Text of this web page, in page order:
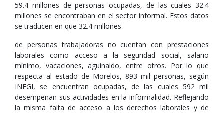
59.4 millones de personas ocupadas, de las cuales 32.4
millones se encontraban en el sector informal. Estos datos
se traducen en que 32.4 millones
de personas trabajadoras no cuentan con prestaciones
laborales como acceso a la seguridad social, salario
mínimo, vacaciones, aguinaldo, entre otros. Por lo que
respecta al estado de Morelos, 893 mil personas, según
INEGI, se encuentran ocupadas, de las cuales 592 mil
desempeñan sus actividades en la informalidad. Reflejando
la misma falta de acceso a los derechos laborales y de